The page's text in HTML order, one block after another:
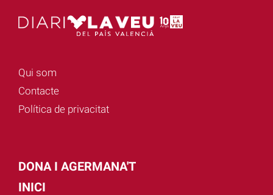
Qui som
Contacte
Política de privacitat
DONA I AGERMANA'T
INICI